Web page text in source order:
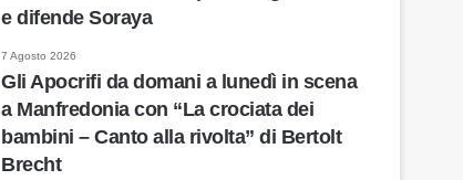
e difende Soraya
7 Agosto 2026
Gli Apocrifi da domani a lunedì in scena
a Manfredonia con “La crociata dei
bambini – Canto alla rivolta” di Bertolt
Brecht